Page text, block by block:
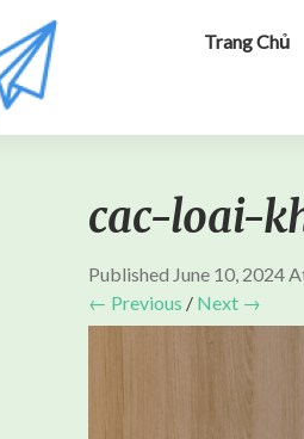
Trang Chủ
cac-loai-
Published June 10, 2024
← Previous / Next →